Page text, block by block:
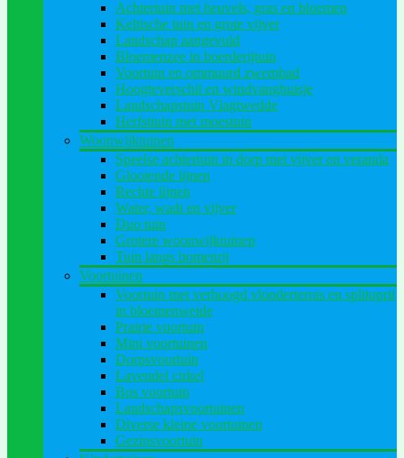
Achtertuin met heuvels, gras en bloemen
Keltische tuin en grote vijver
Landschap aangevuld
Bloemenzee in boerderijtuin
Voortuin en ommuurd zwembad
Hoogteverschil en windvanghuisje
Landschapstuin Vlagtwedde
Herfsttuin met moestuin
Woonwijktuinen
Speelse achtertuin in dorp met vijver en veranda
Glooiende lijnen
Rechte lijnen
Water, wadi en vijver
Duo tuin
Grotere woonwijktuinen
Tuin langs bomenrij
Voortuinen
Voortuin met verhoogd vlonderterras en splitoprit
in bloemenweide
Prairie voortuin
Mini voortuinen
Dorpsvoortuin
Lavendel cirkel
Bos voortuin
Landschapsvoortuinen
Diverse kleine voortuinen
Gezinsvoortuin